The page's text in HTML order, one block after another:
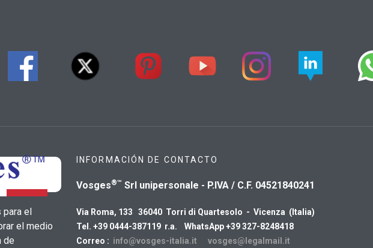
para el
el medio
de
INFORMACIÓN DE CONTACTO
Vosges®™ Srl unipersonale - P.IVA / C.F. 04521840241
Via Roma, 133 36040 Torri di Quartesolo - Vicenza (Italia)
Tel. +39 0444-387119 r.a. WhatsApp +39 327-8248418
Correo : info@vosges-italia.it vosges@legalmail.it